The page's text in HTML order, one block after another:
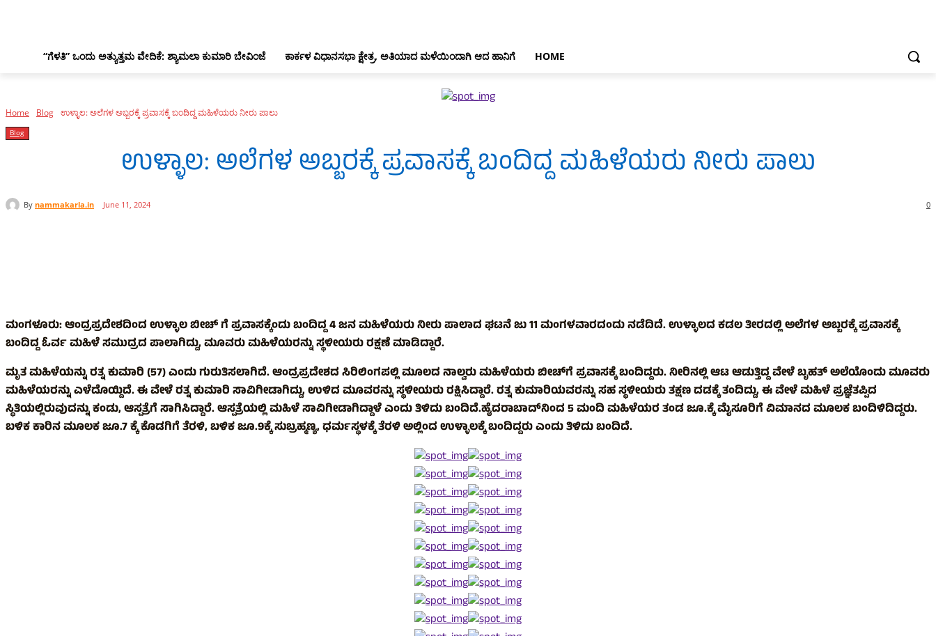
“ಗೆಳತಿ” ಒಂದು ಅತ್ಯುತ್ತಮ ವೇದಿಕೆ: ಶ್ಯಾಮಲಾ ಕುಮಾರಿ ಬೇವಿಂಜೆ ಕಾರ್ಕಳ ವಿಧಾನಸಭಾ ಕ್ಷೇತ್ರ, ಅತಿಯಾದ ಮಳೆಯಿಂದಾಗಿ ಆದ ಹಾನಿಗೆ HOME
Home Blog ಉಳ್ಳಾಲ: ಅಲೆಗಳ ಅಬ್ಬರಕ್ಕೆ ಪ್ರವಾಸಕ್ಕೆ ಬಂದಿದ್ದ ಮಹಿಳೆಯರು ನೀರು ಪಾಲು
Blog
ಉಳ್ಳಾಲ: ಅಲೆಗಳ ಅಬ್ಬರಕ್ಕೆ ಪ್ರವಾಸಕ್ಕೆ ಬಂದಿದ್ದ ಮಹಿಳೆಯರು ನೀರು ಪಾಲು
By nammakarla.in June 11, 2024 0
ಮಂಗಳೂರು: ಆಂದ್ರಪ್ರದೇಶದಿಂದ ಉಳ್ಳಾಲ ಬೀಚ್ ಗೆ ಪ್ರವಾಸಕ್ಕೆಂದು ಬಂದಿದ್ದ 4 ಜನ ಮಹಿಳೆಯರು ನೀರು ಪಾಲಾದ ಘಟನೆ ಜು 11 ಮಂಗಳವಾರದಂದು ನಡೆದಿದೆ. ಉಳ್ಳಾಲದ ಕಡಲ ತೀರದಲ್ಲಿ ಅಲೆಗಳ ಅಬ್ಬರಕ್ಕೆ ಪ್ರವಾಸಕ್ಕೆ
ಬಂದಿದ್ದ ಓರ್ವ ಮಹಿಳೆ ಸಮುದ್ರದ ಪಾಲಾಗಿದ್ದು, ಮೂವರು ಮಹಿಳೆಯರನ್ನು ಸ್ಥಳೀಯರು ರಕ್ಷಣೆ ಮಾಡಿದ್ದಾರೆ.
ಮೃತ ಮಹಿಳೆಯನ್ನು ರತ್ನ ಕುಮಾರಿ (57) ಎಂದು ಗುರುತಿಸಲಾಗಿದೆ. ಆಂದ್ರಪ್ರದೇಶದ ಸಿರಿಲಿಂಗಪಲ್ಲಿ ಮೂಲದ ನಾಲ್ವರು ಮಹಿಳೆಯರು ಬೀಚ್‍ಗೆ ಪ್ರವಾಸಕ್ಕೆ ಬಂದಿದ್ದರು. ನೀರಿನಲ್ಲಿ ಆಟ ಆಡುತ್ತಿದ್ದ ವೇಳೆ ಬೃಹತ್ ಅಲೆಯೊಂದು ಮೂವರು
ಮಹಿಳೆಯರನ್ನು ಎಳೆದೊಯ್ದಿದೆ. ಈ ವೇಳೆ ರತ್ನ ಕುಮಾರಿ ಸಾವಿಗೀಡಾಗಿದ್ದು, ಉಳಿದ ಮೂವರನ್ನು ಸ್ಥಳೀಯರು ರಕ್ಷಿಸಿದ್ದಾರೆ. ರತ್ನ ಕುಮಾರಿಯವರನ್ನು ಸಹ ಸ್ಥಳೀಯರು ತಕ್ಷಣ ದಡಕ್ಕೆ ತಂದಿದ್ದು, ಈ ವೇಳೆ ಮಹಿಳೆ ಪ್ರಜ್ಞೆತಪ್ಪಿದ
ಸ್ಥಿತಿಯಲ್ಲಿರುವುದನ್ನು ಕಂಡು, ಆಸ್ಪತ್ರೆಗೆ ಸಾಗಿಸಿದ್ದಾರೆ. ಆಸ್ಪತ್ರೆಯಲ್ಲಿ ಮಹಿಳೆ ಸಾವಿಗೀಡಾಗಿದ್ದಾಳೆ ಎಂದು ತಿಳಿದು ಬಂದಿದೆ.ಹೈದರಾಬಾದ್‍ನಿಂದ 5 ಮಂದಿ ಮಹಿಳೆಯರ ತಂಡ ಜೂ.ಕ್ಕೆ ಮೈಸೂರಿಗೆ ವಿಮಾನದ ಮೂಲಕ ಬಂದಿಳಿದಿದ್ದರು.
ಬಳಿಕ ಕಾರಿನ ಮೂಲಕ ಜೂ.7 ಕ್ಕೆ ಕೊಡಗಿಗೆ ತೆರಳಿ, ಬಳಿಕ ಜೂ.9ಕ್ಕೆ ಸುಬ್ರಹ್ಮಣ್ಯ, ಧರ್ಮಸ್ಥಳಕ್ಕೆ ತೆರಳಿ ಅಲ್ಲಿಂದ ಉಳ್ಳಾಲಕ್ಕೆ ಬಂದಿದ್ದರು ಎಂದು ತಿಳಿದು ಬಂದಿದೆ.